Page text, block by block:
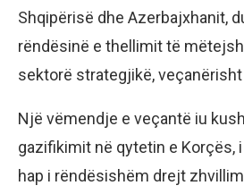
Shqipërisë dhe Azerbajxhanit,
rëndësinë e thellimit të
sektorë strategjikë,
Një vëmendje e veçantë iu
gazifikimit në qytetin e Korçës,
hap i rëndësishëm drejt